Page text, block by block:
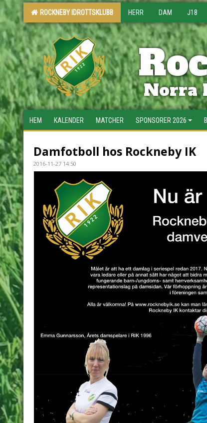
ROCKNEBY IDROTTSKLUBB HERR DAM J18
Norra
HEM KALENDER MATCHER SPONSORER 2026
Damfotboll hos Rockneby IK
2016-11-27 14:50